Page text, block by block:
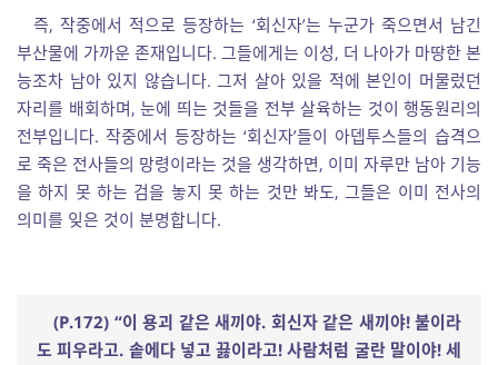
즉, 작중에서 적으로 등장하는 ‘회신자’는 누군가 죽으면서 남긴
부산물에 가까운 존재입니다. 그들에게는 이성, 더 나아가 마땅한 본
능조차 남아 있지 않습니다. 그저 살아 있을 적에 본인이 머물렀던
자리를 배회하며, 눈에 띄는 것들을 전부 살육하는 것이 행동원리의
전부입니다. 작중에서 등장하는 ‘회신자’들이 아뎁투스들의 습격으
로 죽은 전사들의 망령이라는 것을 생각하면, 이미 자루만 남아 기능
을 하지 못 하는 검을 놓지 못 하는 것만 봐도, 그들은 이미 전사의
의미를 잊은 것이 분명합니다.
(P.172) “이 용괴 같은 새끼야. 회신자 같은 새끼야! 불이라
도 피우라고. 솥에다 넣고 끓이라고!사람처럼 굴란 말이야! 세